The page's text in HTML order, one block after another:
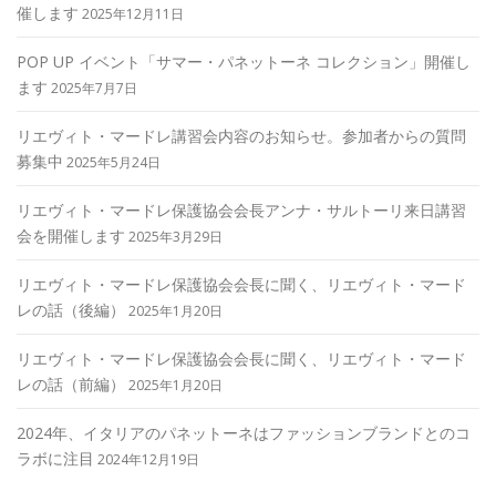
催します 2025年12月11日
POP UP イベント「サマー・パネットーネ コレクション」開催し
ます 2025年7月7日
リエヴィト・マードレ講習会内容のお知らせ。参加者からの質問
募集中 2025年5月24日
リエヴィト・マードレ保護協会会長アンナ・サルトーリ来日講習
会を開催します 2025年3月29日
リエヴィト・マードレ保護協会会長に聞く、リエヴィト・マード
レの話（後編）
2025年1月20日
リエヴィト・マードレ保護協会会長に聞く、リエヴィト・マード
レの話（前編）
2025年1月20日
2024年、イタリアのパネットーネはファッションブランドとのコ
ラボに注目 2024年12月19日